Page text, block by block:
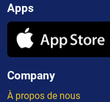
Apps
Company
À propos de nous